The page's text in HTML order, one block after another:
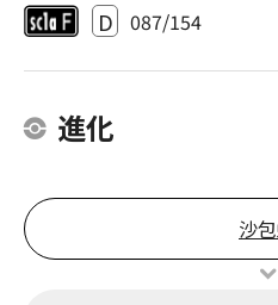
D 087/154
進化
沙